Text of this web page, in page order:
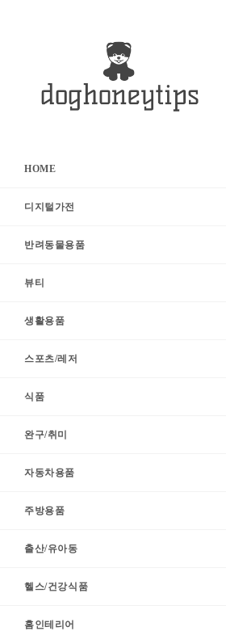
HOME
디지털가전
반려동물용품
뷰티
생활용품
스포츠/레저
식품
완구/취미
자동차용품
주방용품
출산/유아동
헬스/건강식품
홈인테리어